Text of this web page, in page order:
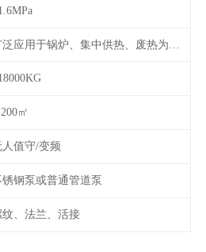
㎡
人值守/变频
锈钢泵或普通管道泵
纹、法兰、活接